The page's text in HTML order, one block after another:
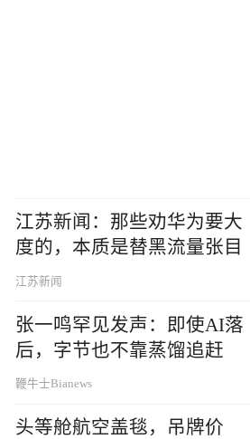
江苏新闻：那些劝华为要大
度的，本质是替黑流量张目
江苏新闻
张一鸣罕见发声：即使AI落
后，字节也不靠蒸馏追赶
鞭牛士Bianews
头等舱航空盖毯，吊牌价